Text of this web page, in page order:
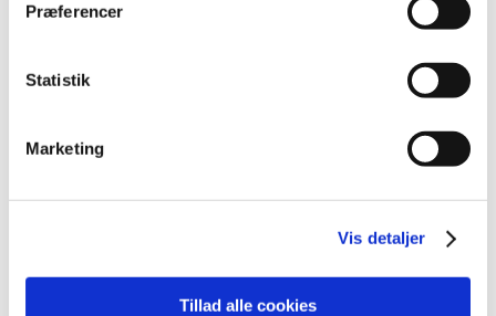
Præferencer
Statistik
Marketing
Vis detaljer
Tillad alle cookies
marts (3)
januar (6)
2008 (8)